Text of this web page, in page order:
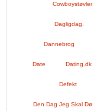
Cowboystøvler
Dagligdag.
Dannebrog
Date Dating.dk
Defekt
Den Dag Jeg Skal Dø